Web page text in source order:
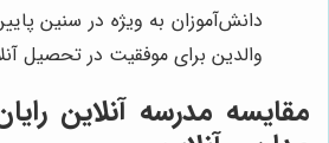
دانش‌آموزان به ویژه در سنین
والدین برای موفقیت در تحصیل
مقایسه مدرسه آنلاین